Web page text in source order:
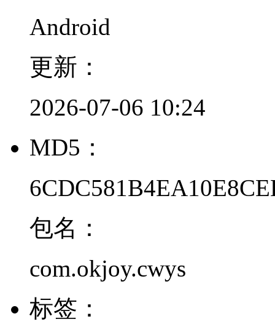
Android
更新：
2026-07-06 10:24
MD5：
包名：
com.okjoy.cwys
标签：